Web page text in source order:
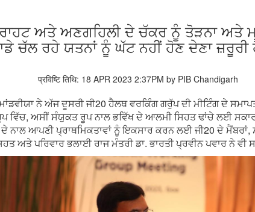
ਅਤੇ ਅਣਗਹਿਲੀ ਦੇ ਚੱਕਰ ਨੂੰ ਤੋੜਨਾ ਅਤੇ
ਚੱਲ ਰਹੇ ਯਤਨਾਂ ਨੂੰ ਘੱਟ ਨਹੀਂ ਹੋਣ ਦੇਣਾ ਜ਼ਰੂਰੀ
प्रविष्टि तिथि: 18 APR 2023 2:37PM by PIB Chandigarh
ਨੇ ਅੱਜ ਦੂਸਰੀ ਜੀ20 ਹੈਲਥ ਵਰਕਿੰਗ ਗਰੁੱਪ ਦੀ ਮੀਟਿੰਗ ਦੇ
ਵਿੱਚ, ਅਸੀਂ ਸੰਯੁਕਤ ਰੂਪ ਨਾਲ ਭਵਿੱਖ ਦੇ ਆਲਮੀ ਸਿਹਤ ਢਾਂਚੇ ਲਈ
ਦੇ ਨਾਲ ਆਪਣੀ ਪ੍ਰਾਥਮਿਕਤਾਵਾਂ ਨੂੰ ਇਕਸਾਰ ਕਰਨ ਲਈ ਜੀ20 ਦੇ
ਅਤੇ ਪਰਿਵਾਰ ਭਲਾਈ ਰਾਜ ਮੰਤਰੀ ਡਾ. ਭਾਰਤੀ ਪ੍ਰਵੀਨ ਪਵਾਰ ਨੇ ਵੀ